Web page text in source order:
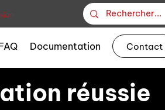
Documentation Contact
réussie